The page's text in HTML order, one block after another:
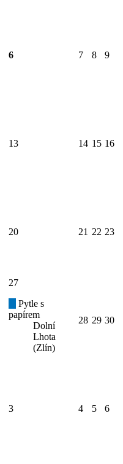
6 7 8 9
13 14 15 16
20 21 22 23
27
Pytle s
papírem
Dolní
Lhota
(Zlín)
28 29 30
3 4 5 6